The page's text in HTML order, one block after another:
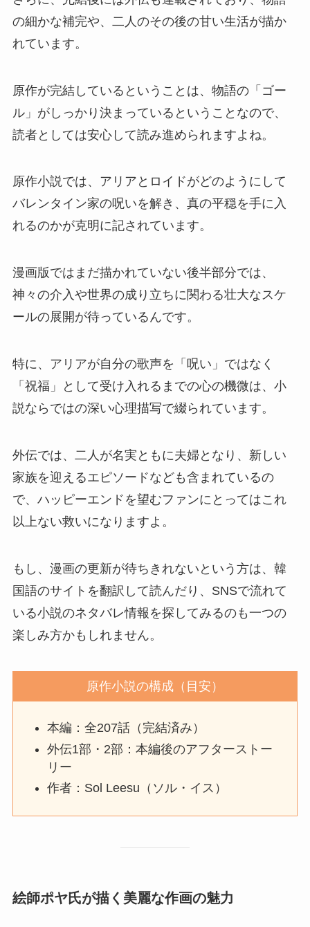
の細かな補完や、二人のその後の甘い生活が描か
れています。
原作が完結しているということは、物語の「ゴー
ル」がしっかり決まっているということなので、
読者としては安心して読み進められますよね。
原作小説では、アリアとロイドがどのようにして
バレンタイン家の呪いを解き、真の平穏を手に入
れるのかが克明に記されています。
漫画版ではまだ描かれていない後半部分では、
神々の介入や世界の成り立ちに関わる壮大なスケ
ールの展開が待っているんです。
特に、アリアが自分の歌声を「呪い」ではなく
「祝福」として受け入れるまでの心の機微は、小
説ならではの深い心理描写で綴られています。
外伝では、二人が名実ともに夫婦となり、新しい
家族を迎えるエピソードなども含まれているの
で、ハッピーエンドを望むファンにとってはこれ
以上ない救いになりますよ。
もし、漫画の更新が待ちきれないという方は、韓
国語のサイトを翻訳して読んだり、SNSで流れて
いる小説のネタバレ情報を探してみるのも一つの
楽しみ方かもしれません。
原作小説の構成（目安）
本編：全207話（完結済み）
外伝1部・2部：本編後のアフターストー
リー
作者：Sol Leesu（ソル・イス）
絵師ポヤ氏が描く美麗な作画の魅力